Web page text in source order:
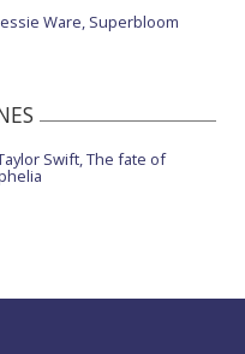
Ware, Superbloom
Swift, The fate of